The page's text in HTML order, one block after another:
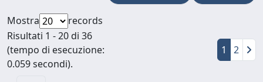
Mostra
records
Risultati 1 - 20 di 36
(tempo di esecuzione:
0.059 secondi).
1 2